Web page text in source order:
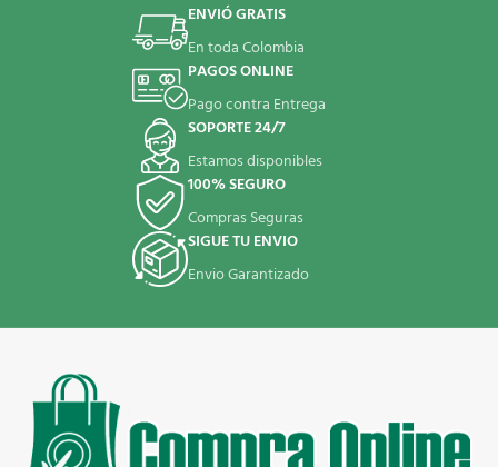
ENVIÓ GRATIS
En toda Colombia
PAGOS ONLINE
Pago contra Entrega
SOPORTE 24/7
Estamos disponibles
100% SEGURO
Compras Seguras
SIGUE TU ENVIO
Envio Garantizado